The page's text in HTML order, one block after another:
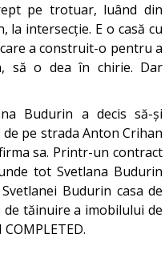
pe trotuar, luând din
intersecție. E o casă cu
a construit-o pentru a
să o dea în chirie. Dar
Budurin a decis să-și
pe strada Anton Crihan
sa. Printr-un contract
tot Svetlana Budurin
Budurin casa de
de tăinuire a imobilului de